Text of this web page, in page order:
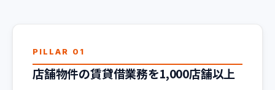
PILLAR 01
店舗物件の賃貸借業務を1,000店舗以上